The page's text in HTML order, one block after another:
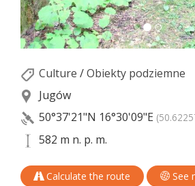
Culture /Obiekty podziemne
Jugów
50°37'21"N 16°30'09"E
582 m n. p. m.
Calculate the route See